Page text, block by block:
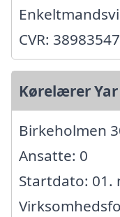
CVR: 38983547
Kørelærer
Birkeholmen
Ansatte: 0
Startdato: 01.